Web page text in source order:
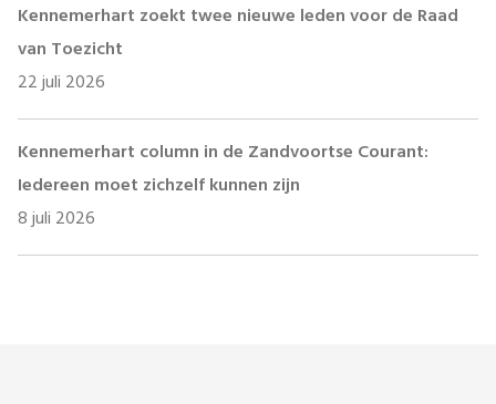
Kennemerhart zoekt twee nieuwe leden voor de Raad
van Toezicht
22 juli 2026
Kennemerhart column in de Zandvoortse Courant:
Iedereen moet zichzelf kunnen zijn
8 juli 2026